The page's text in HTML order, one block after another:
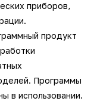
приборов,
продукт
Программы
в использовании.